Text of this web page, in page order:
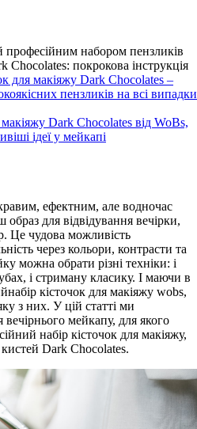
професійним набором пензликів
Chocolates: покрокова інструкція
для макіяжу Dark Chocolates –
пензликів на всі випадки
Dark Chocolates від WoBs,
ідеї у мейкапі
ефектним, але водночас
для відвідування вечірки,
Це чудова можливість
через кольори, контрасти та
можна обрати різні техніки: і
і стриману класику. І маючи в
кісточок для макіяжу wobs,
з них. У цій статті ми
мейкапу, для якого
набір кісточок для макіяжу,
Dark Chocolates.